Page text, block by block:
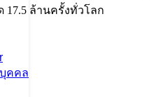
คคล
17.5 ล้านครั้งทั่วโลก